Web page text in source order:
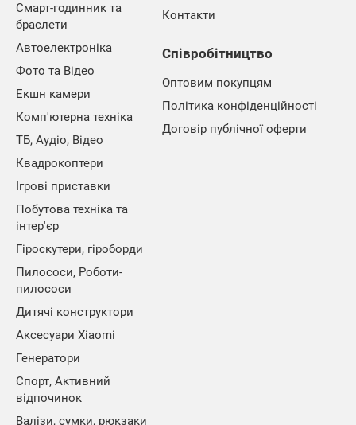
Смарт-годинник та
браслети
Автоелектроніка
Фото та Відео
Екшн камери
Комп'ютерна техніка
ТБ, Аудіо, Відео
Квадрокоптери
Ігрові приставки
Побутова техніка та
інтер'єр
Гіроскутери, гіроборди
Пилососи, Роботи-
пилососи
Дитячі конструктори
Аксесуари Xiaomi
Генератори
Спорт, Активний
відпочинок
Валізи, сумки, рюкзаки
Контакти
Співробітництво
Оптовим покупцям
Політика конфіденційності
Договір публічної оферти